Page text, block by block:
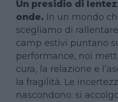
Un presidio di
onde. In un mondo
scegliamo di
camp estivi puntano
performance, noi
cura, la relazione e
la fragilità. Le
nascondono: si